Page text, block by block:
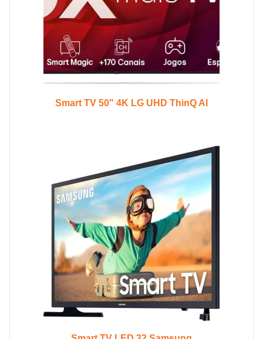
Smart TV 50" 4K LG UHD ThinQ AI